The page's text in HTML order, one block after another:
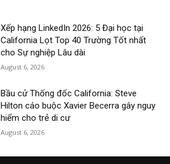
Xếp hạng LinkedIn 2026: 5 Đại học tại
California Lọt Top 40 Trường Tốt nhất
cho Sự nghiệp Lâu dài
August 6, 2026
Bầu cử Thống đốc California: Steve
Hilton cáo buộc Xavier Becerra gây nguy
hiểm cho trẻ di cư
August 6, 2026